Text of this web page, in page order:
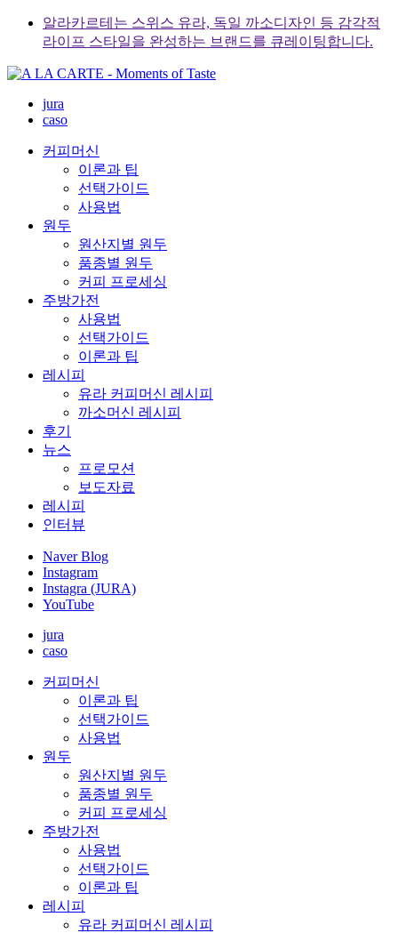
Skip
content
알라카르테는 스위스 유라, 독일 까소디자인 등 감각적
라이프 스타일을 완성하는 브랜드를 큐레이팅합니다.
jura
caso
커피머신
이론과 팁
선택가이드
사용법
원두
원산지별 원두
품종별 원두
커피 프로세싱
주방가전
사용법
선택가이드
이론과 팁
레시피
유라 커피머신 레시피
까소머신 레시피
후기
뉴스
프로모션
보도자료
레시피
인터뷰
Naver Blog
Instagram
Instagra (JURA)
YouTube
jura
caso
커피머신
이론과 팁
선택가이드
사용법
원두
원산지별 원두
품종별 원두
커피 프로세싱
주방가전
사용법
선택가이드
이론과 팁
레시피
유라 커피머신 레시피